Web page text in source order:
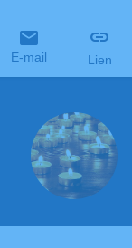
E-mail Lien